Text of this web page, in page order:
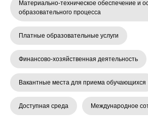
Материально-техническое обеспечение и
образовательного процесса
Платные образовательные услуги
Финансово-хозяйственная деятельность
Вакантные места для приема обучающихся
Доступная среда Международное